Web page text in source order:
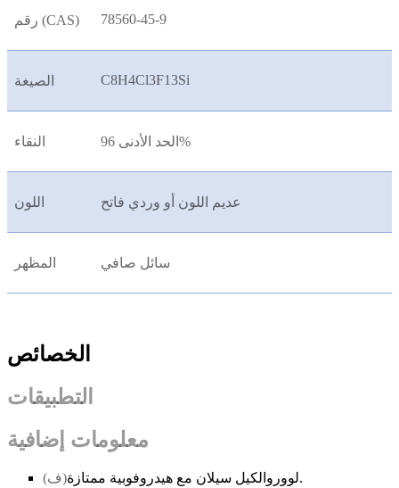
رقم (CAS) 78560-45-9
الصيغة C8H4Cl3F13Si
النقاء الحد الأدنى 96%
اللون عديم اللون أو وردي فاتح
المظهر سائل صافي
الخصائص
التطبيقات
معلومات إضافية
(ف)
لووروالكيل سيلان مع هيدروفوبية ممتازة.